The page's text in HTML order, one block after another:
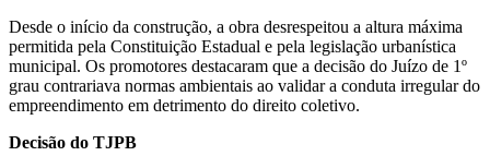
Desde o início da construção, a obra desrespeitou a altura máxima
permitida pela Constituição Estadual e pela legislação urbanística
municipal. Os promotores destacaram que a decisão do Juízo de 1º
grau contrariava normas ambientais ao validar a conduta irregular do
empreendimento em detrimento do direito coletivo.
Decisão do TJPB